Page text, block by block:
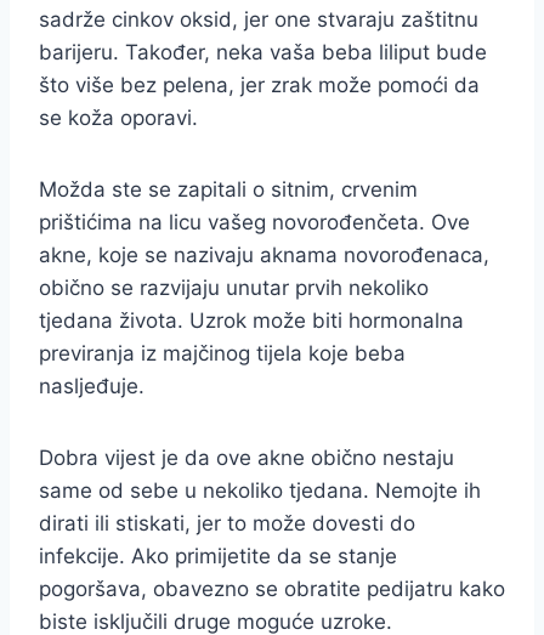
sadrže cinkov oksid, jer one stvaraju zaštitnu
barijeru. Također, neka vaša beba liliput bude
što više bez pelena, jer zrak može pomoći da
se koža oporavi.
Možda ste se zapitali o sitnim, crvenim
prištićima na licu vašeg novorođenčeta. Ove
akne, koje se nazivaju aknama novorođenaca,
obično se razvijaju unutar prvih nekoliko
tjedana života. Uzrok može biti hormonalna
previranja iz majčinog tijela koje beba
nasljeđuje.
Dobra vijest je da ove akne obično nestaju
same od sebe u nekoliko tjedana. Nemojte ih
dirati ili stiskati, jer to može dovesti do
infekcije. Ako primijetite da se stanje
pogoršava, obavezno se obratite pedijatru kako
biste isključili druge moguće uzroke.